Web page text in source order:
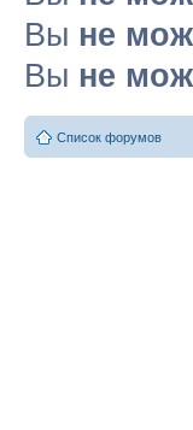
Вы не
Вы не
Список форумов